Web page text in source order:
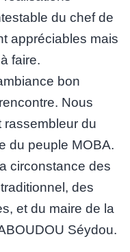
du chef de
appréciables mais
faire.
bon
Nous
rassembleur du
du peuple MOBA.
circonstance des
des
et du maire de la
Séydou.